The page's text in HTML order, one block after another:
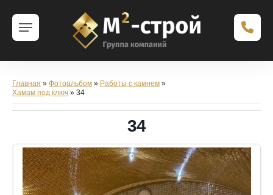
Главная » Фотоальбом » Работы с камнем »
Хамам под ключ » 34
34